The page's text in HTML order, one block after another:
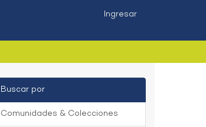
Ingresar
Buscar por
Comunidades & Colecciones